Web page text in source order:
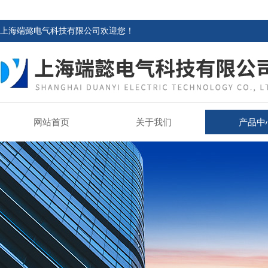
上海端懿电气科技有限公司欢迎您！
网站首页 关于我们 产品中